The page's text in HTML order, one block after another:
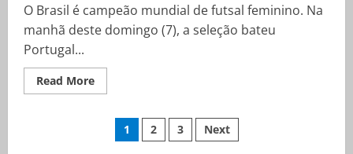
próxima
quarta-
feira
O Brasil é campeão mundial de futsal feminino. Na
manhã deste domingo (7), a seleção bateu
Portugal...
Read MoreRead
more
campeão
mundial
Paginação
1 2 3 Next